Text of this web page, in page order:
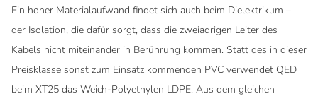
Ein hoher Materialaufwand findet sich auch beim Dielektrikum –
der Isolation, die dafür sorgt, dass die zweiadrigen Leiter des
Kabels nicht miteinander in Berührung kommen. Statt des in dieser
Preisklasse sonst zum Einsatz kommenden PVC verwendet QED
beim XT25 das Weich-Polyethylen LDPE. Aus dem gleichen